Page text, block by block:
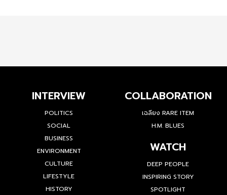
INTERVIEW
POLITICS
SOCIAL
BUSINESS
ENVIRONMENT
CULTURE
LIFESTYLE
HISTORY
COLLABORATION
เฉลียง RARE ITEM
H.M. BLUES
WATCH
DEEP PEOPLE
INSPIRING STORY
SPOTLIGHT